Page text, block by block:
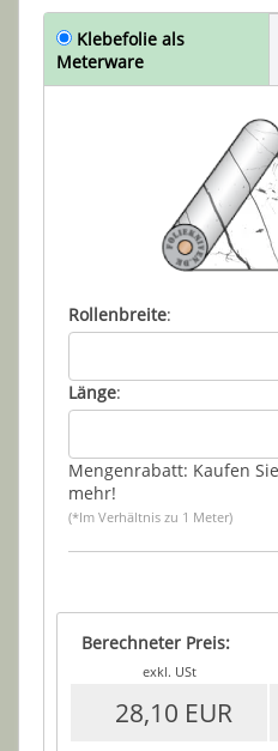
Klebefolie als
Meterware
Rollenbreite:
Länge:
Mengenrabatt: Kaufen
mehr!
(*Im Verhältnis zu 1 Meter)
Berechneter Preis:
exkl. USt
28,10 EUR